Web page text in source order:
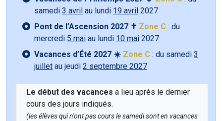
samedi 3 avril au lundi 19 avril 2027
Pont de l’Ascension 2027 ✝️ Zone C : du
mercredi 5 mai au lundi 10 mai 2027
Vacances d’Été 2027 ☀️ Zone C : du samedi 3
juillet au jeudi 2 septembre 2027
Le début des vacances a lieu après le dernier
cours des jours indiqués.
(les élèves qui n'ont pas cours le samedi sont en vacances